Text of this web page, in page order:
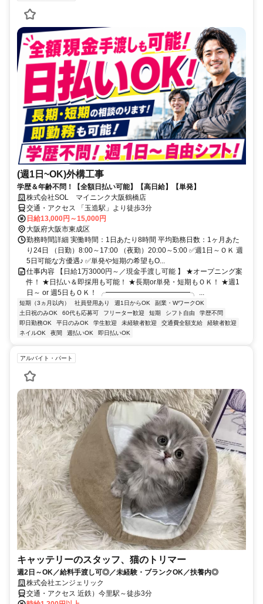
(週1日~OK)外構工事
学歴＆年齢不問！【全額日払い可能】【高日給】【単発】
株式会社SOL マイニンク大阪鶴橋店
交通・アクセス 「玉造駅」より徒歩3分
日給13,000円～15,000円
大阪府大阪市東成区
勤務時間詳細 実働時間：1日あたり8時間 平均勤務日数：1ヶ月あた
り24日 （日勤）8:00～17:00 （夜勤）20:00～5:00 ✅週1日～ＯＫ 週
5日可能な方優遇♪ ✅単発や短期の希望もO...
仕事内容 【日給1万3000円～／現金手渡し可能 】 ★オープニング案
件！ ★日払い＆即採用も可能！ ★長期or単発・短期もＯＫ！ ★週1
日～ or 週5日もＯＫ！ ╭━━━━━━━━━━━━╮ ...
短期（3ヵ月以内） 社員登用あり 週1日からOK
副業・WワークOK
土日祝のみOK
60代も応募可 フリーター歓迎 短期 シフト自由
学歴不問
即日勤務OK
平日のみOK 学生歓迎 未経験者歓迎 交通費全額支給
経験者歓迎
ネイルOK
夜間 週払いOK 即日払いOK
アルバイト・パート
キャッテリーのスタッフ、猫のトリマー
週2日～OK／給料手渡し可◎／未経験・ブランクOK／扶養内◎
株式会社エンジェリック
交通・アクセス 近鉄）今里駅～徒歩3分